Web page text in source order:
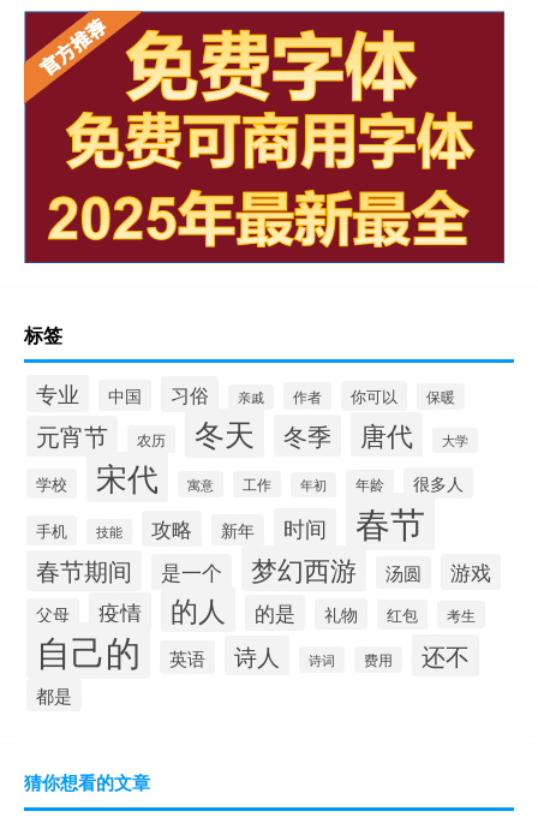
标签
专业 中国 习俗 亲戚 作者 你可以 保暖
元宵节 农历 冬天 冬季 唐代 大学
学校 宋代 寓意 工作 年初 年龄 很多人
手机 技能 攻略 新年 时间 春节
春节期间 是一个 梦幻西游 汤圆 游戏
父母 疫情 的人 的是 礼物 红包 考生
自己的 英语 诗人 诗词 费用 还不
都是
猜你想看的文章